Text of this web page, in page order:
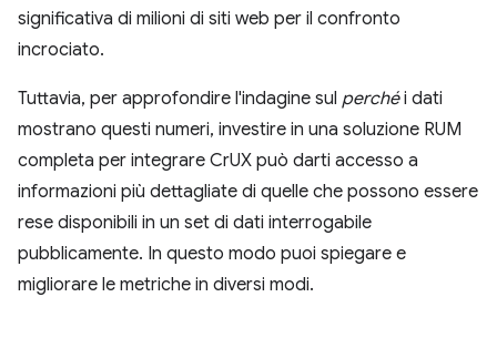
significativa di milioni di siti web per il confronto
incrociato.
Tuttavia, per approfondire l'indagine sul perchéi dati
mostrano questi numeri, investire in una soluzione RUM
completa per integrare CrUX può darti accesso a
informazioni più dettagliate di quelle che possono essere
rese disponibili in un set di dati interrogabile
pubblicamente. In questo modo puoi spiegare e
migliorare le metriche in diversi modi.